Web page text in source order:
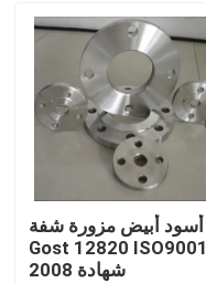
أسود أبيض مزورة شفة
Gost 12820 ISO9001
2008 شهادة